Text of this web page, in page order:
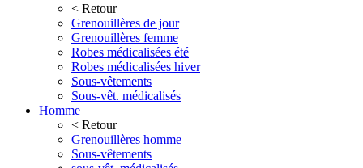
< Retour
Grenouillères de jour
Grenouillères femme
Robes médicalisées été
Robes médicalisées hiver
Sous-vêtements
Sous-vêt. médicalisés
Homme
< Retour
Grenouillères homme
Sous-vêtements